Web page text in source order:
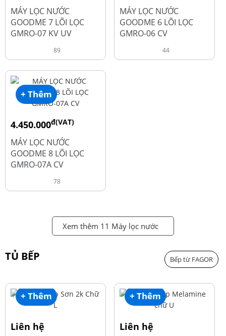
6.050.000
MÁY LỌC NƯỚC
GOODME 7 LÕI LỌC
GMRO-07 KV UV
89
5.250.000
MÁY LỌC NƯỚC
GOODME 6 LÕI LỌC
GMRO-06 CV
44
+ Thêm
4.450.000đ(VAT)
6.250.000
MÁY LỌC NƯỚC
GOODME 8 LÕI LỌC
GMRO-07A CV
78
Xem thêm 11 Máy lọc nước
TỦ BẾP Bếp từ FAGOR
+ Thêm
Liên hệ
+ Thêm
Liên hệ